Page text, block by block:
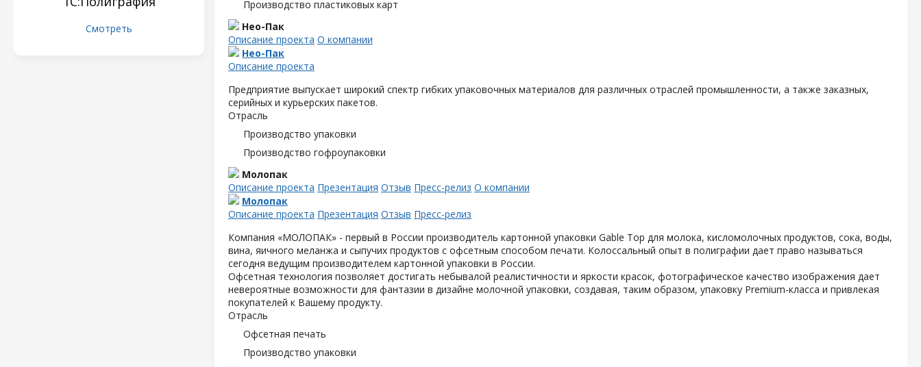
Смотреть
Производство пластиковых карт
Нео-Пак
Описание проекта О компании
Нео-Пак
Описание проекта
Предприятие выпускает широкий спектр гибких упаковочных материалов для различных отраслей промышленности, а также заказных,
серийных и курьерских пакетов.
Отрасль
Производство упаковки
Производство гофроупаковки
Молопак
Описание проекта Презентация Отзыв Пресс-релиз О компании
Молопак
Описание проекта Презентация Отзыв Пресс-релиз
Компания «МОЛОПАК» - первый в России производитель картонной упаковки Gable Top для молока, кисломолочных продуктов, сока, воды,
вина, яичного меланжа и сыпучих продуктов с офсетным способом печати. Колоссальный опыт в полиграфии дает право называться
сегодня ведущим производителем картонной упаковки в России.
Офсетная технология позволяет достигать небывалой реалистичности и яркости красок, фотографическое качество изображения дает
невероятные возможности для фантазии в дизайне молочной упаковки, создавая, таким образом, упаковку Premium-класса и привлекая
покупателей к Вашему продукту.
Отрасль
Офсетная печать
Производство упаковки